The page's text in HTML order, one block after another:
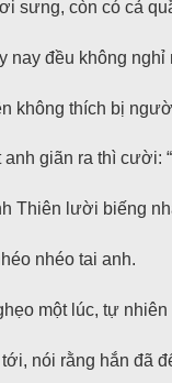
sưng, còn có cả
nay đều không nghỉ
không thích bị
giãn ra thì cười:
Thiên lười biếng
nhéo tai anh.
một lúc, tự
nói rằng hắn đã